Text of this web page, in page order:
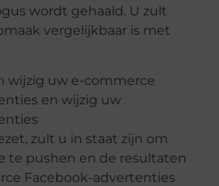
wordt gehaald. U zult
vergelijkbaar is met
wijzig uw e-commerce
en wijzig uw
zult u in staat zijn om
te pushen en de resultaten
Facebook-advertenties